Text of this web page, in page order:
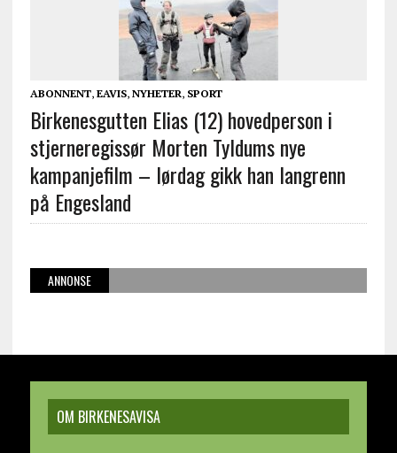
ABONNENT, EAVIS, NYHETER, SPORT
Birkenesgutten Elias (12) hovedperson i
stjerneregissør Morten Tyldums nye
kampanjefilm – lørdag gikk han langrenn
på Engesland
ANNONSE
OM BIRKENESAVISA